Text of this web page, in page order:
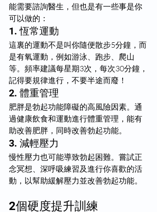
能需要諮詢醫生，但也是有一些事是你
可以做的：
1. 恆常運動
這裏的運動不是叫你隨便散步5分鐘，而
是有氧運動，例如游泳、跑步、爬山
等。頻率建議每星期3次，每次30分鐘，
記得要規律進行，不要半途而廢！
2. 體重管理
肥胖是勃起功能障礙的高風險因素。通
過健康飲食和運動進行體重管理，能有
助改善肥胖，同時改善勃起功能。
3. 減輕壓力
慢性壓力也可能導致勃起困難。嘗試正
念冥想、深呼吸練習及進行你喜歡的活
動，以幫助緩解壓力並改善勃起功能。
2個硬度提升訓練